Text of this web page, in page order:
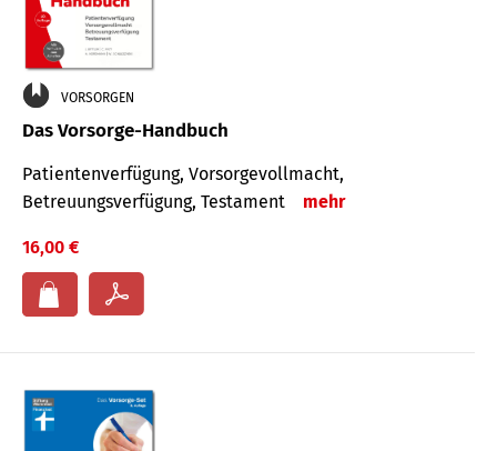
VORSORGEN
Das Vorsorge-Handbuch
Patientenverfügung, Vorsorgevollmacht,
Betreuungsverfügung, Testament
mehr
16,00 €